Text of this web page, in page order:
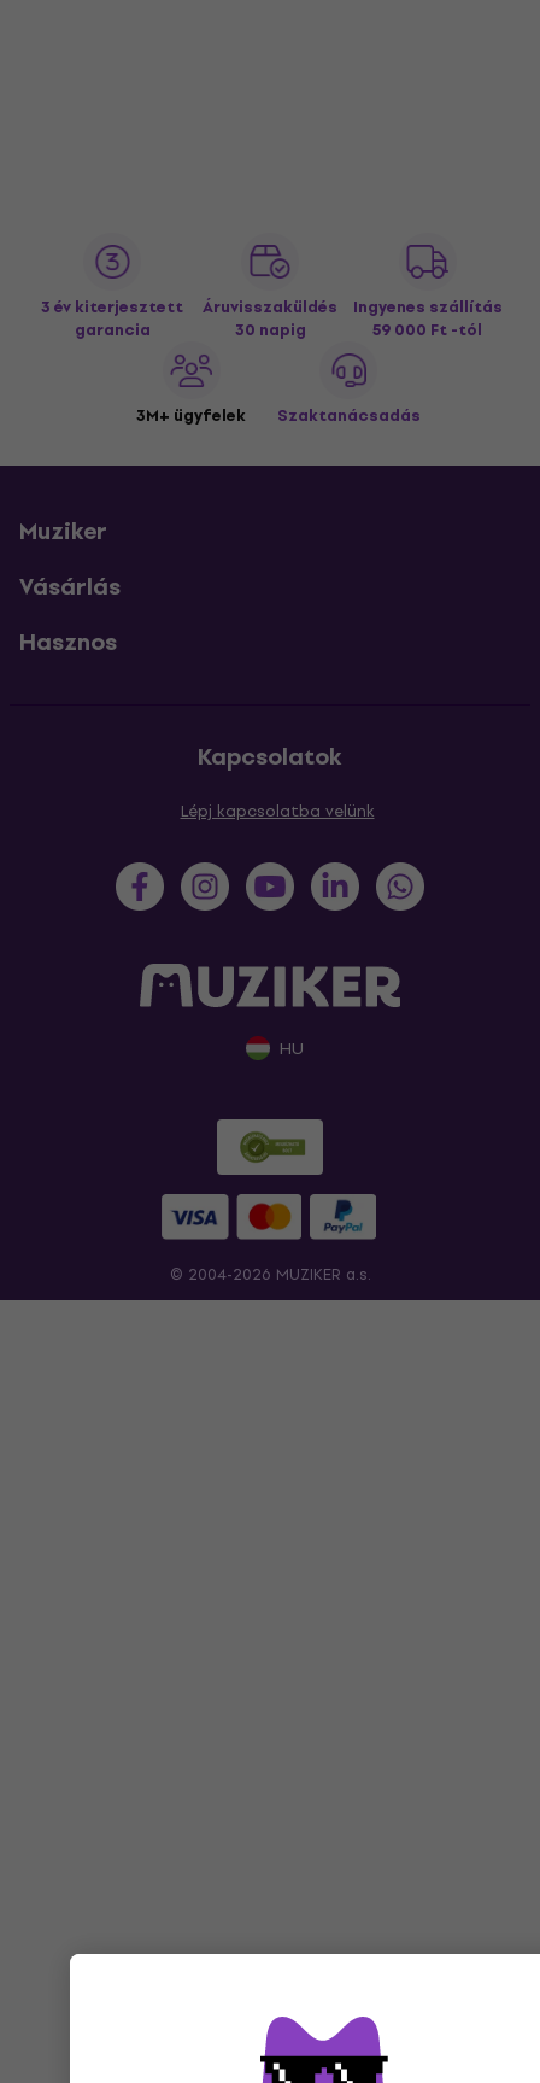
3 év kiterjesztett
garancia
Áruvisszaküldés
30 napig
Ingyenes szállítás
59 000 Ft -tól
3M+ ügyfelek Szaktanácsadás
Muziker
Vásárlás
Hasznos
Kapcsolatok
Lépj kapcsolatba velünk
HU
© 2004-2026 MUZIKER a.s.